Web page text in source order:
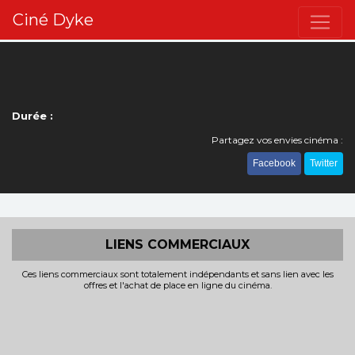
Ciné Dyke
Durée :
Partagez vos envies cinéma :
Facebook Twitter
LIENS COMMERCIAUX
Ces liens commerciaux sont totalement indépendants et sans lien avec les
offres et l'achat de place en ligne du cinéma.